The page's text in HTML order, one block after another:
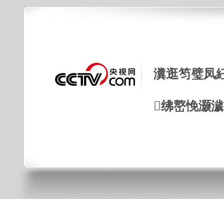
瀵逛笉璧凤
绋嶅悗灏